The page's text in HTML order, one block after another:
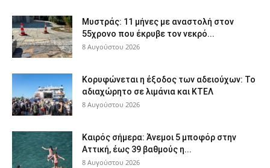
Μυστράς: 11 μήνες με αναστολή στον
55χρονο που έκρυβε τον νεκρό...
8 Αυγούστου 2026
Κορυφώνεται η έξοδος των αδειούχων: Το
αδιαχώρητο σε λιμάνια και ΚΤΕΛ
8 Αυγούστου 2026
Καιρός σήμερα: Άνεμοι 5 μποφόρ στην
Αττική, έως 39 βαθμούς η...
8 Αυγούστου 2026